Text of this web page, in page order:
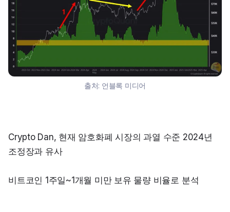
출처: 언블록 미디어
Crypto Dan, 현재 암호화폐 시장의 과열 수준 2024년
조정장과 유사
비트코인 1주일~1개월 미만 보유 물량 비율로 분석